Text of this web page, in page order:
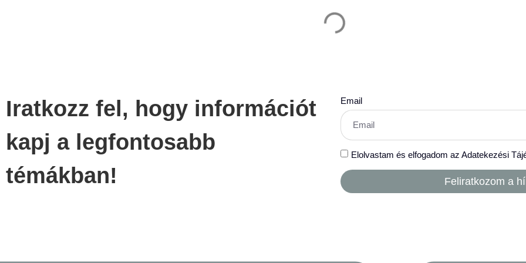
Iratkozz fel, hogy információt
kapj a legfontosabb
témákban!
Email
Elolvastam és elfogadom az Adatekezési
Feliratkozom a